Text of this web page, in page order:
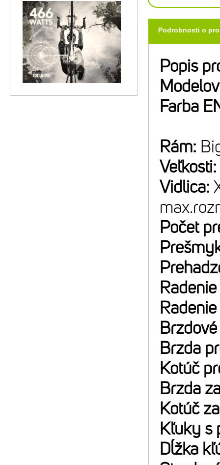
Podrobnosti o
Popis
Farba
Rám:
Veľkosti:
Vidlica:
Počet
Brzda
Kotúč
Brzda
Kotúč
Kľuky s
Dĺžka